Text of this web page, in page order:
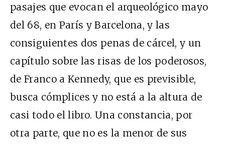
pasajes que evocan el arqueológico mayo
del 68, en París y Barcelona, y las
consiguientes dos penas de cárcel, y un
capítulo sobre las risas de los poderosos,
de Franco a Kennedy, que es previsible,
busca cómplices y no está a la altura de
casi todo el libro. Una constancia, por
otra parte, que no es la menor de sus